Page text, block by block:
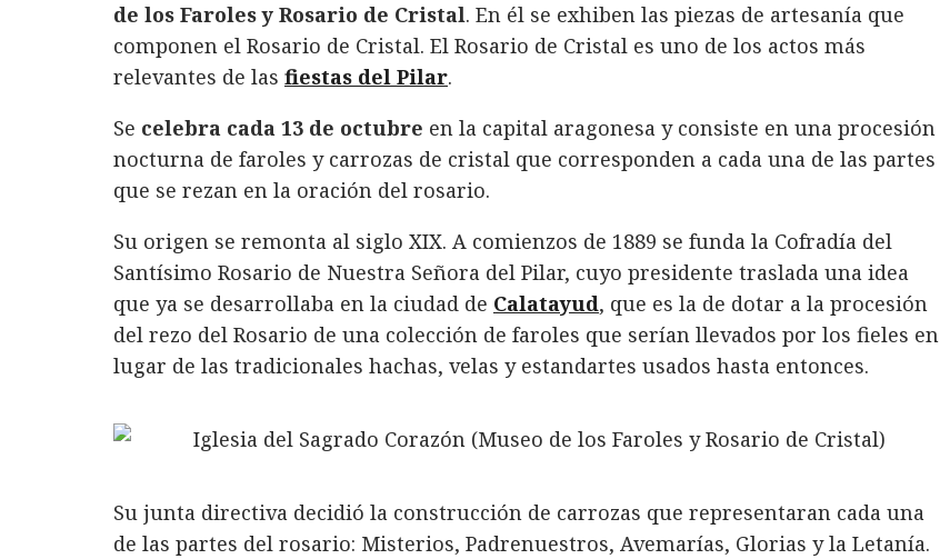
de los Faroles y Rosario de Cristal. En él se exhiben las piezas de artesanía que
componen el Rosario de Cristal. El Rosario de Cristal es uno de los actos más
relevantes de las fiestas del Pilar.
Se celebra cada 13 de octubre en la capital aragonesa y consiste en una procesión
nocturna de faroles y carrozas de cristal que corresponden a cada una de las partes
que se rezan en la oración del rosario.
Su origen se remonta al siglo XIX. A comienzos de 1889 se funda la Cofradía del
Santísimo Rosario de Nuestra Señora del Pilar, cuyo presidente traslada una idea
que ya se desarrollaba en la ciudad de Calatayud, que es la de dotar a la procesión
del rezo del Rosario de una colección de faroles que serían llevados por los fieles en
lugar de las tradicionales hachas, velas y estandartes usados hasta entonces.
Su junta directiva decidió la construcción de carrozas que representaran cada una
de las partes del rosario: Misterios, Padrenuestros, Avemarías, Glorias y la Letanía.